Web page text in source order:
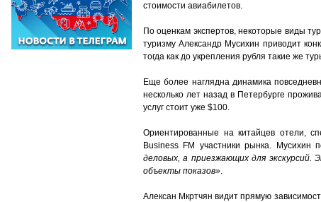
стоимости авиабилетов.
По оценкам экспертов, некоторые виды
туризму Александр Мусихин приводит
тогда как до укрепления рубля такие же
Еще более наглядна динамика
несколько лет назад в Петербурге
услуг стоит уже $100.
Ориентированные на китайцев отели,
Business FM участники рынка. Мусихин
деловых, а приезжающих для
объекты показов».
Алексан Мкртчян видит прямую